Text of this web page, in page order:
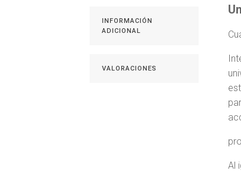
INFORMACIÓN
ADICIONAL
VALORACIONES
Al